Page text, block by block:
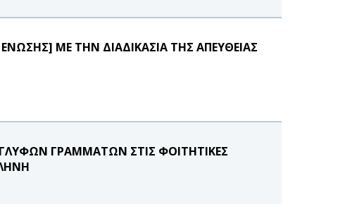
ΜΕ ΤΗΝ ΔΙΑΔΙΚΑΣΙΑ ΤΗΣ ΑΠΕΥΘΕΙΑΣ
ΓΡΑΜΜΑΤΩΝ ΣΤΙΣ ΦΟΙΤΗΤΙΚΕΣ